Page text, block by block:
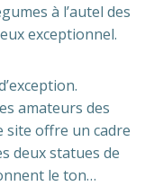
à l’autel des
exceptionnel.
amateurs des
site offre un cadre
deux statues de
le ton…